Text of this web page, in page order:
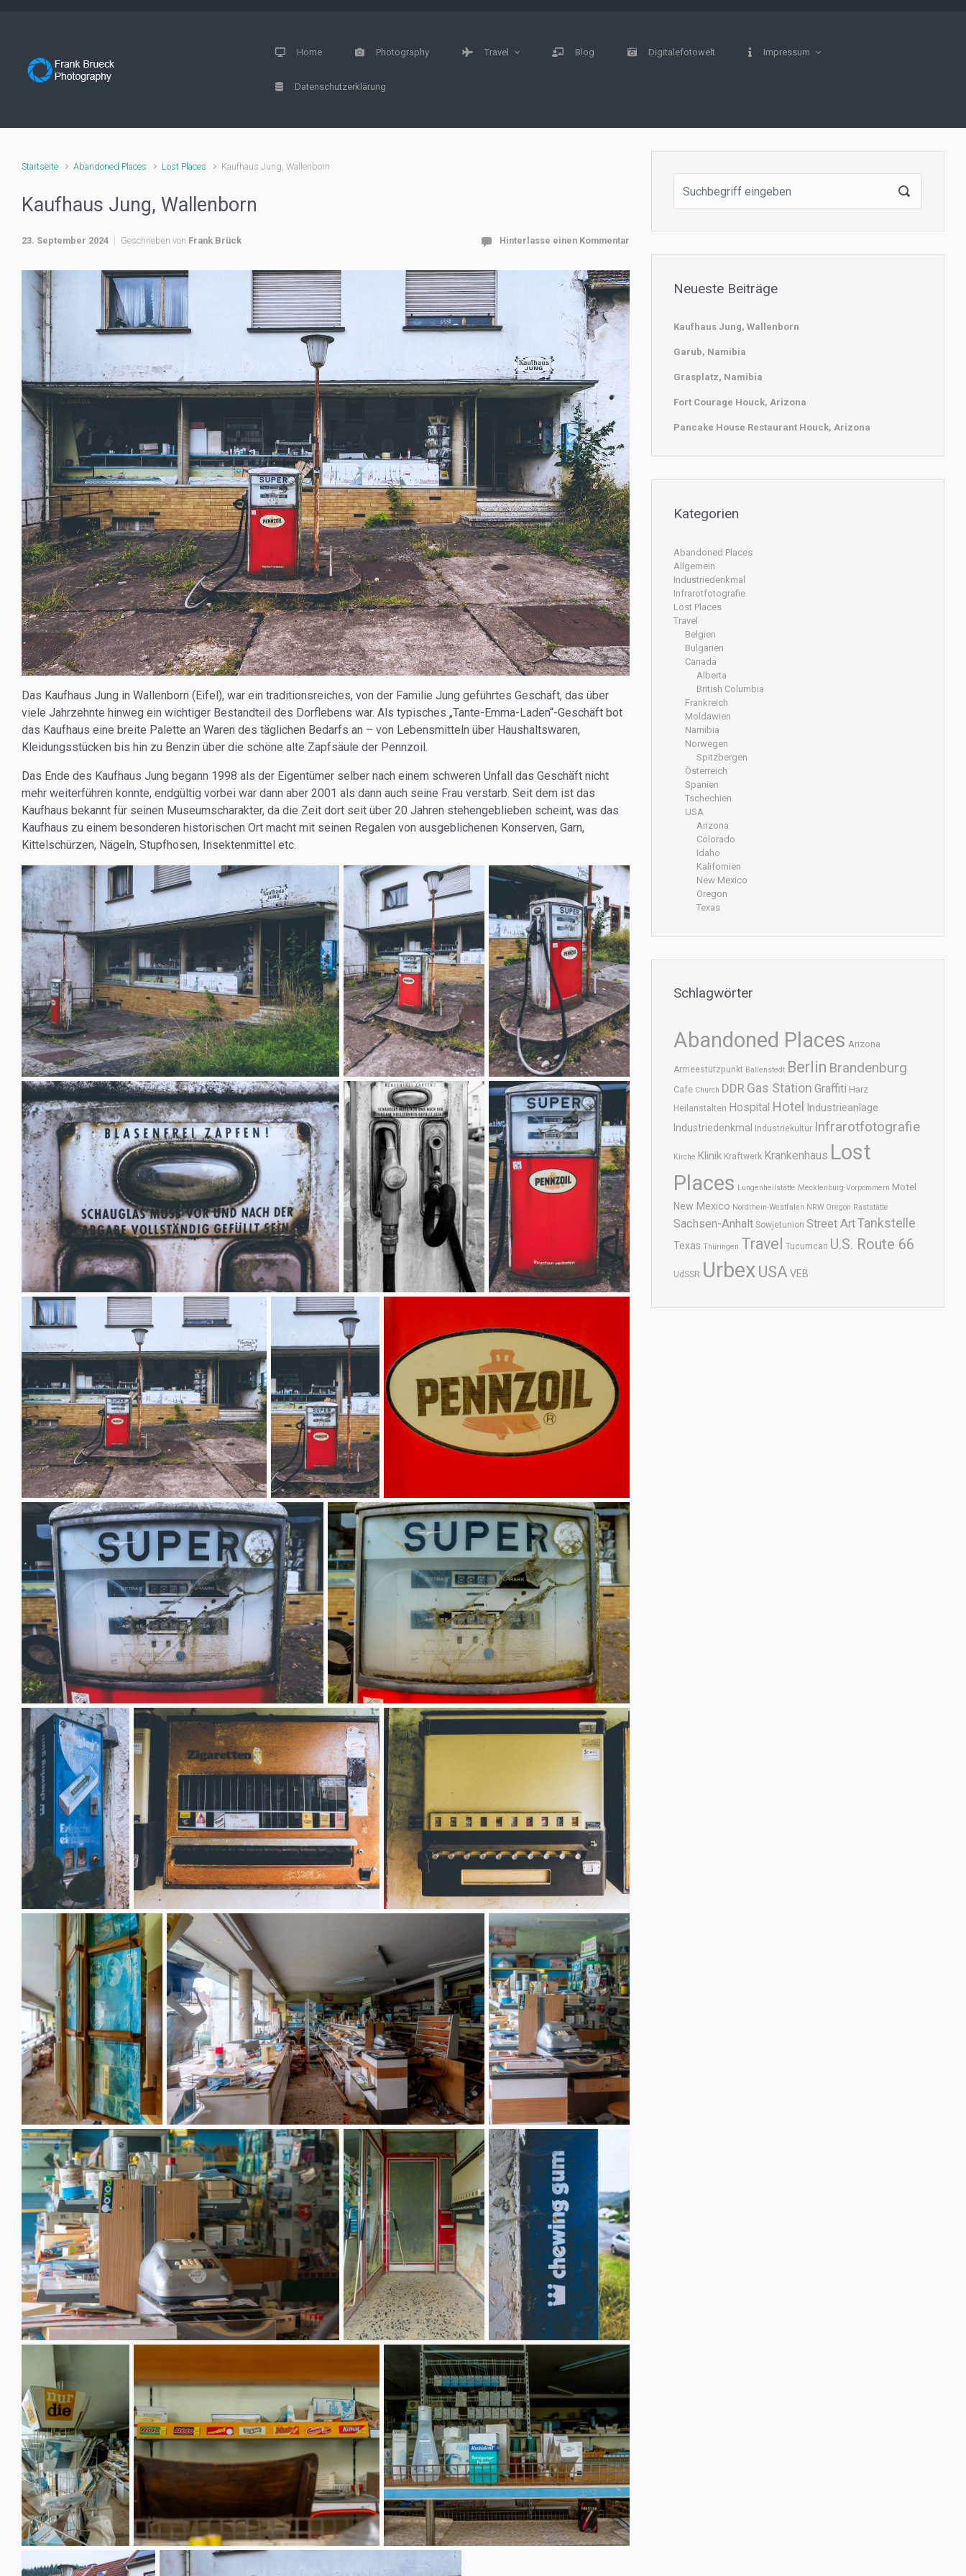
Home Photography Travel Blog Digitalefotowelt Impressum
Datenschutzerklärung
Startseite Abandoned Places Lost Places Kaufhaus Jung, Wallenborn
Kaufhaus Jung, Wallenborn
23. September 2024 Geschrieben von Frank Brück Hinterlasse einen Kommentar
Das Kaufhaus Jung in Wallenborn (Eifel), war ein traditionsreiches, von der Familie Jung geführtes Geschäft, das über
viele Jahrzehnte hinweg ein wichtiger Bestandteil des Dorflebens war. Als typisches „Tante-Emma-Laden“-Geschäft bot
das Kaufhaus eine breite Palette an Waren des täglichen Bedarfs an – von Lebensmitteln über Haushaltswaren,
Kleidungsstücken bis hin zu Benzin über die schöne alte Zapfsäule der Pennzoil.
Das Ende des Kaufhaus Jung begann 1998 als der Eigentümer selber nach einem schweren Unfall das Geschäft nicht
mehr weiterführen konnte, endgültig vorbei war dann aber 2001 als dann auch seine Frau verstarb. Seit dem ist das
Kaufhaus bekannt für seinen Museumscharakter, da die Zeit dort seit über 20 Jahren stehengeblieben scheint, was das
Kaufhaus zu einem besonderen historischen Ort macht mit seinen Regalen von ausgeblichenen Konserven, Garn,
Kittelschürzen, Nägeln, Stupfhosen, Insektenmittel etc.
Neueste Beiträge
Kaufhaus Jung, Wallenborn
Garub, Namibia
Grasplatz, Namibia
Fort Courage Houck, Arizona
Pancake House Restaurant Houck, Arizona
Kategorien
Abandoned Places
Allgemein
Industriedenkmal
Infrarotfotografie
Lost Places
Travel
Belgien
Bulgarien
Canada
Alberta
British Columbia
Frankreich
Moldawien
Namibia
Norwegen
Spitzbergen
Österreich
Spanien
Tschechien
USA
Arizona
Colorado
Idaho
Kalifornien
New Mexico
Oregon
Texas
Schlagwörter
Abandoned Places Arizona
Armeestützpunkt Ballenstedt Berlin Brandenburg
Cafe Church DDR Gas Station Graffiti Harz
Heilanstalten Hospital Hotel Industrieanlage
Industriedenkmal Industriekultur Infrarotfotografie
Kirche Klinik Kraftwerk Krankenhaus Lost
Places Lungenheilstätte Mecklenburg-Vorpommern Motel
New Mexico Nordrhein-Westfalen NRW Oregon Raststätte
Sachsen-Anhalt Sowjetunion Street ArtTankstelle
Texas Thüringen Travel Tucumcari U.S. Route 66
UdSSR Urbex USA VEB